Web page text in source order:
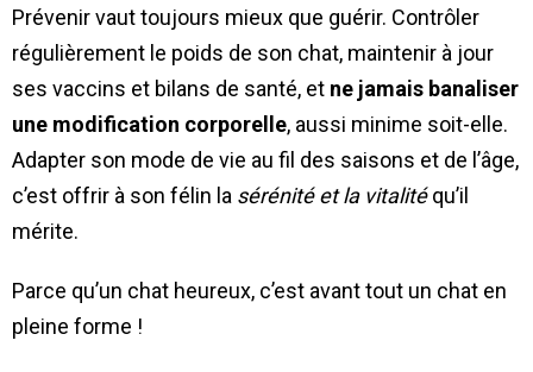
Prévenir vaut toujours mieux que guérir. Contrôler
régulièrement le poids de son chat, maintenir à jour
ses vaccins et bilans de santé, et ne jamais banaliser
une modification corporelle, aussi minime soit-elle.
Adapter son mode de vie au fil des saisons et de l’âge,
c’est offrir à son félin la sérénité et la vitalitéqu’il
mérite.
Parce qu’un chat heureux, c’est avant tout un chat en
pleine forme !